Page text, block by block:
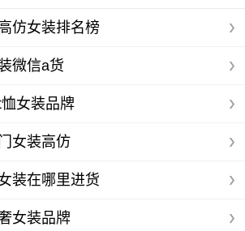
仿女装排名榜
微信a货
女装品牌
女装高仿
装在哪里进货
女装品牌